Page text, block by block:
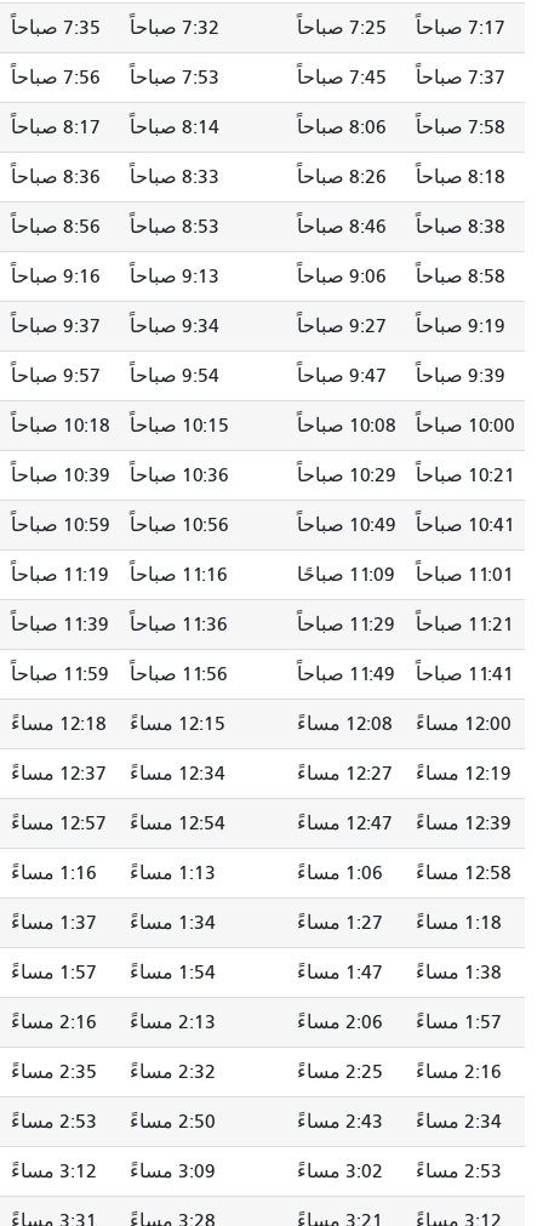
7:25 صباحاً 7:32 صباحاً 7:35 صباحاً 7:40 صباحاً
7:45 صباحاً 7:53 صباحاً 7:56 صباحاً 8:01 صباحاً
8:06 صباحاً 8:14 صباحاً 8:17 صباحاً 8:22 صباحاً
8:26 صباحاً 8:33 صباحاً 8:36 صباحاً 8:41 صباحاً
8:46 صباحاً 8:53 صباحاً 8:56 صباحاً 9:01 صباحاً
9:06 صباحاً 9:13 صباحاً 9:16 صباحاً 9:21 صباحاً
9:27 صباحاً 9:34 صباحاً 9:37 صباحاً 9:42 صباحاً
9:47 صباحاً 9:54 صباحاً 9:57 صباحاً 10:02 صباحاً
10:08 صباحاً 10:15 صباحاً 10:18 صباحاً 10:23 صباحاً
10:29 صباحاً 10:36 صباحاً 10:39 صباحاً 10:44 صباحاً
10:49 صباحاً 10:56 صباحاً 10:59 صباحاً 11:04 صباحاً
11:09 صباحًا 11:16 صباحاً 11:19 صباحاً 11:24 صباحاً
11:29 صباحاً 11:36 صباحاً 11:39 صباحاً 11:44 صباحاً
11:49 صباحاً 11:56 صباحاً 11:59 صباحاً 12:04 مساءً
12:08 مساءً 12:15 مساءً 12:18 مساءً 12:23 مساءً
12:27 مساءً 12:34 مساءً 12:37 مساءً 12:42 مساءً
12:47 مساءً 12:54 مساءً 12:57 مساءً 1:02 مساءً
1:06 مساءً 1:13 مساءً 1:16 مساءً 1:21 مساءً
1:27 مساءً 1:34 مساءً 1:37 مساءً 1:42 مساءً
1:47 مساءً 1:54 مساءً 1:57 مساءً 2:02 مساءً
2:06 مساءً 2:13 مساءً 2:16 مساءً 2:21 مساءً
2:25 مساءً 2:32 مساءً 2:35 مساءً 2:40 مساءً
2:43 مساءً 2:50 مساءً 2:53 مساءً 2:58 مساءً
3:02 مساءً 3:09 مساءً 3:12 مساءً 3:17 مساءً
3:21 مساءً 3:28 مساءً 3:31 مساءً 3:36 مساءً